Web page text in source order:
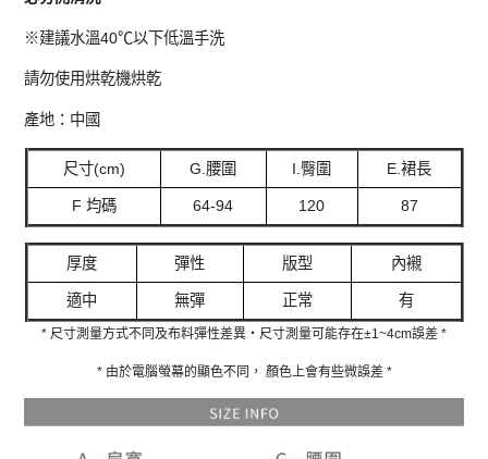
※建議水溫40℃以下低溫手洗
請勿使用烘乾機烘乾
產地：中國
尺寸(cm) G.腰圍 I.臀圍 E.裙長
F 均碼 64-94 120 87
厚度 彈性 版型 內襯
適中 無彈 正常 有
* 尺寸測量方式不同及布料彈性差異‧尺寸測量可能存在±1~4cm誤差 *
* 由於電腦螢幕的顯色不同， 顏色上會有些微誤差 *